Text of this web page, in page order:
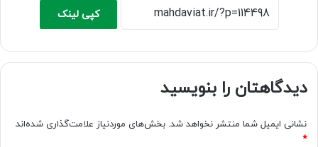
کپی لینک
دیدگاهتان را بنویسید
نشانی ایمیل شما منتشر نخواهد شد. بخش‌های موردنیاز علامت‌گذاری شده‌اند
*